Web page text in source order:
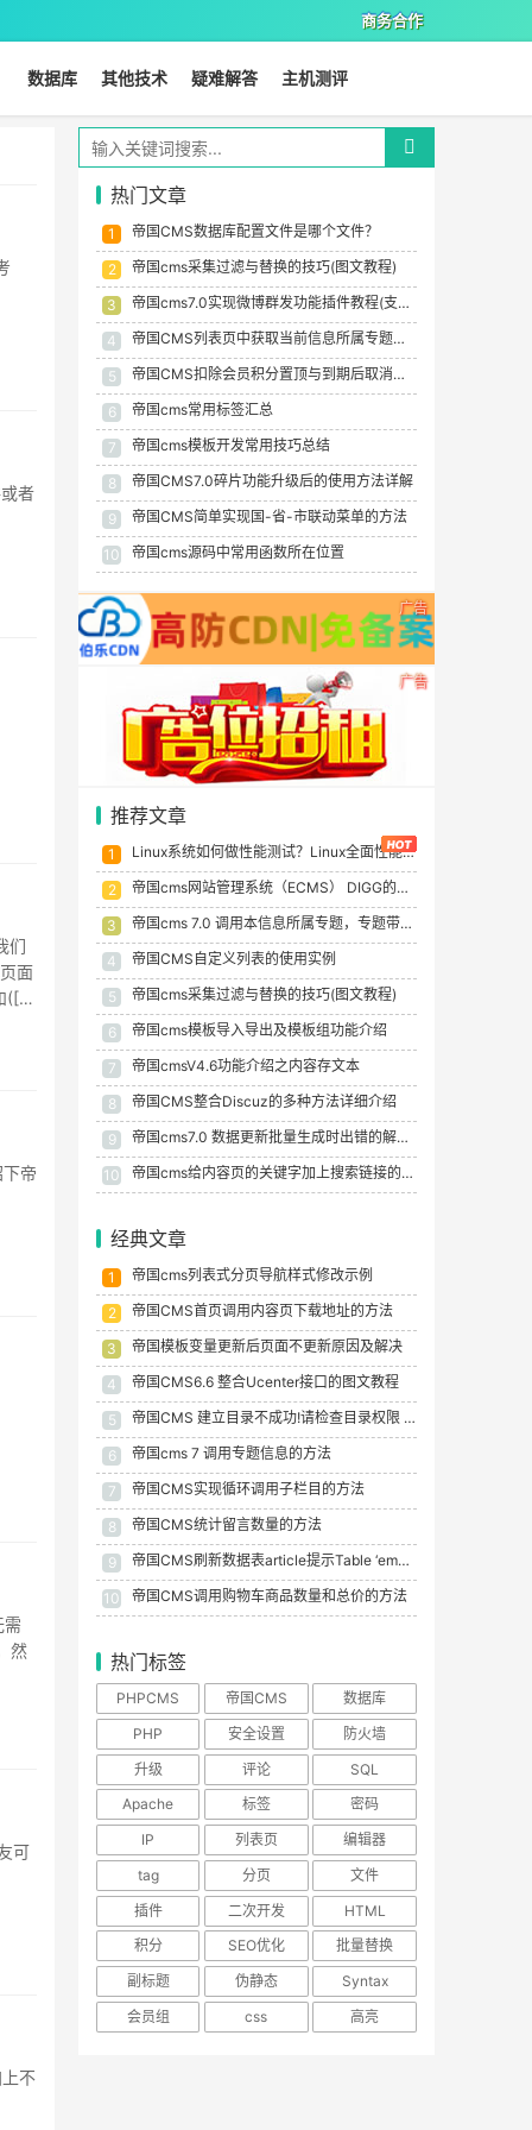
商务合作
数据库 其他技术 疑难解答 主机测评
者
们
面
([!-
帝
需
然
可
不
热门文章
1 帝国CMS数据库配置文件是哪个文件？
2 帝国cms采集过滤与替换的技巧(图文教程)
3 帝国cms7.0实现微博群发功能插件教程(支持28个微博平台支持定时发布)
4 帝国CMS列表页中获取当前信息所属专题名称的方法
5 帝国CMS扣除会员积分置顶与到期后取消置顶的方法
6 帝国cms常用标签汇总
7 帝国cms模板开发常用技巧总结
8 帝国CMS7.0碎片功能升级后的使用方法详解
9 帝国CMS简单实现国-省-市联动菜单的方法
10 帝国cms源码中常用函数所在位置
广告
广告
推荐文章
1 Linux系统如何做性能测试？Linux全面性能测试指南
2 帝国cms网站管理系统（ECMS） DIGG的实现(顶踩实现)
3 帝国cms 7.0 调用本信息所属专题，专题带链接
4 帝国CMS自定义列表的使用实例
5 帝国cms采集过滤与替换的技巧(图文教程)
6 帝国cms模板导入导出及模板组功能介绍
7 帝国cmsV4.6功能介绍之内容存文本
8 帝国CMS整合Discuz的多种方法详细介绍
9 帝国cms7.0 数据更新批量生成时出错的解决方法
10 帝国cms给内容页的关键字加上搜索链接的方法
经典文章
1 帝国cms列表式分页导航样式修改示例
2 帝国CMS首页调用内容页下载地址的方法
3 帝国模板变量更新后页面不更新原因及解决
4 帝国CMS6.6 整合Ucenter接口的图文教程
5 帝国CMS 建立目录不成功!请检查目录权限 的解决办法
6 帝国cms 7 调用专题信息的方法
7 帝国CMS实现循环调用子栏目的方法
8 帝国CMS统计留言数量的方法
9 帝国CMS刷新数据表article提示Table ‘empirecms.phome_ecms_’ doesn’t exist的解决
10 帝国CMS调用购物车商品数量和总价的方法
热门标签
PHPCMS 帝国CMS
数据库
PHP
安全设置
防火墙
升级
评论
SQL
Apache
标签
密码
IP
列表页
编辑器
tag
分页
文件
插件
二次开发
HTML
积分
SEO优化
批量替换
副标题
伪静态
Syntax
会员组
css 高亮